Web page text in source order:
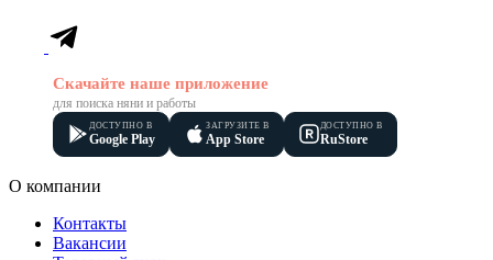
Скачайте наше приложение
для поиска няни и работы
ДОСТУПНО В
Google Play
ЗАГРУЗИТЕ В
App Store
ДОСТУПНО В
RuStore
О компании
Контакты
Вакансии